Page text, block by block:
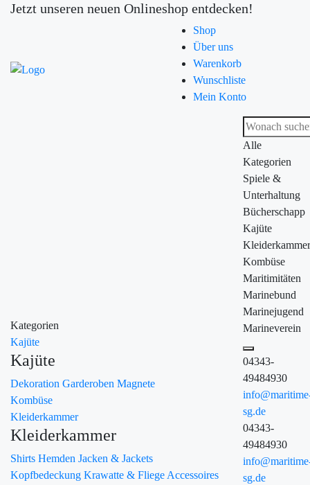
Jetzt unseren neuen Onlineshop entdecken!
Shop
Über uns
Warenkorb
Wunschliste
Mein Konto
Kategorien
Kajüte
Kajüte
Dekoration Garderoben Magnete
Kombüse
Kleiderkammer
Kleiderkammer
Shirts Hemden Jacken & Jackets
Kopfbedeckung Krawatte & Fliege Accessoires
Alle
Kategorien
Spiele &
Unterhaltung
Bücherschapp
Kajüte
Kleiderkammer
Kombüse
Maritimitäten
Marinebund
Marinejugend
Marineverein
04343-
49484930
sg.de
04343-
49484930
sg.de